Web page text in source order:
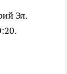
Эл.